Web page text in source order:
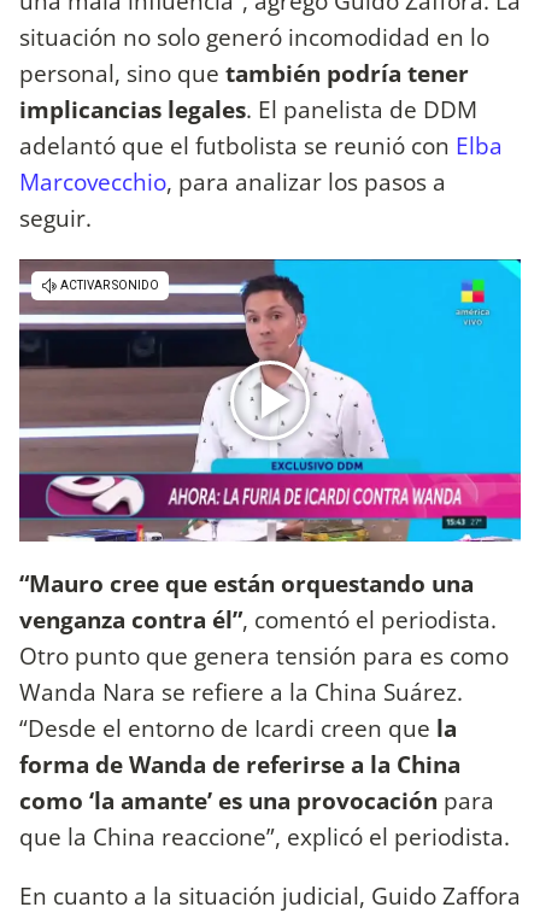
situación no solo generó incomodidad en lo
personal, sino que también podría tener
implicancias legales. El panelista de DDM
adelantó que el futbolista se reunió con Elba
Marcovecchio, para analizar los pasos a
seguir.
“Mauro cree que están orquestando una
venganza contra él”, comentó el periodista.
Otro punto que genera tensión para es como
Wanda Nara se refiere a la China Suárez.
“Desde el entorno de Icardi creen que la
forma de Wanda de referirse a la China
como ‘la amante’ es una provocación para
que la China reaccione”, explicó el periodista.
En cuanto a la situación judicial, Guido Zaffora